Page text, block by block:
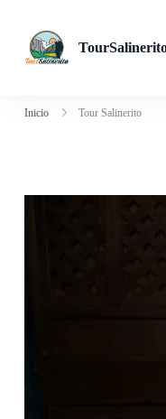
Inicio Tour Salinerito